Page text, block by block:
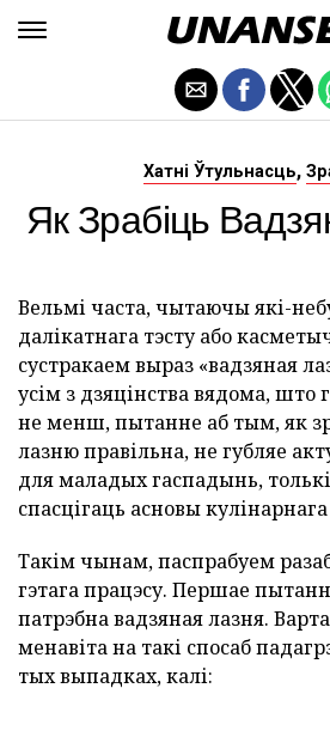
Хатні Ўтульнасць,
Як Зрабіць
Вельмі часта, чытаючы які-
далікатнага тэсту або
сустракаем выраз «вадзяная
усім з дзяцінства вядома, што
не менш, пытанне аб тым, як
лазню правільна, не губляе
для маладых гаспадынь,
спасцігаць асновы
Такім чынам, паспрабуем
гэтага працэсу. Першае
патрэбна вадзяная лазня.
менавіта на такі спосаб
тых выпадках, калі: